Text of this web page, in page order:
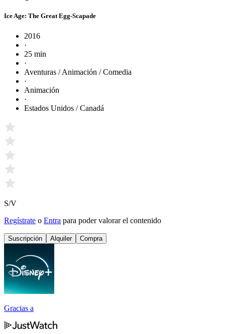
Ice Age: The Great Egg-Scapade
2016
·
25 min
·
Aventuras / Animación / Comedia
·
Animación
·
Estados Unidos / Canadá
S/V
Regístrate o Entra para poder valorar el contenido
Suscripción Alquiler Compra
Gracias a